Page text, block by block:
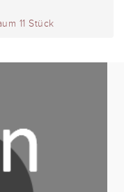
11 Stück